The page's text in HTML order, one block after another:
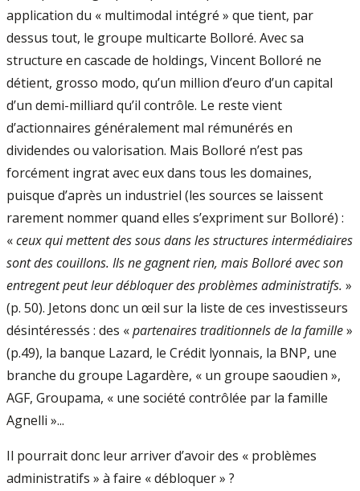
application du « multimodal intégré » que tient, par
dessus tout, le groupe multicarte Bolloré. Avec sa
structure en cascade de holdings, Vincent Bolloré ne
détient, grosso modo, qu’un million d’euro d’un capital
d’un demi-milliard qu’il contrôle. Le reste vient
d’actionnaires généralement mal rémunérés en
dividendes ou valorisation. Mais Bolloré n’est pas
forcément ingrat avec eux dans tous les domaines,
puisque d’après un industriel (les sources se laissent
rarement nommer quand elles s’expriment sur Bolloré) :
«ceux qui mettent des sous dans les structures intermédiaires
sont des couillons. Ils ne gagnent rien, mais Bolloré avec son
entregent peut leur débloquer des problèmes administratifs. »
(p. 50). Jetons donc un œil sur la liste de ces investisseurs
désintéressés : des «partenaires traditionnels de la famille»
(p.49), la banque Lazard, le Crédit lyonnais, la BNP, une
branche du groupe Lagardère, « un groupe saoudien »,
AGF, Groupama, « une société contrôlée par la famille
Agnelli »...
Il pourrait donc leur arriver d’avoir des « problèmes
administratifs » à faire « débloquer » ?